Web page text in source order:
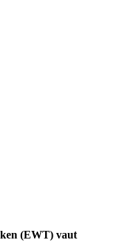
(EWT) vaut